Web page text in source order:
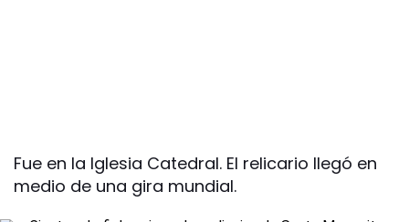
Fue en la Iglesia Catedral. El relicario llegó en
medio de una gira mundial.